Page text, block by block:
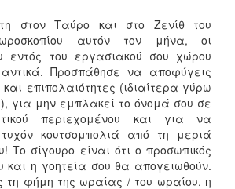
στον Ταύρο και στο Ζενίθ του
αυτόν τον μήνα, οι
εντός του εργασιακού σου χώρου
Προσπάθησε να αποφύγεις
επιπολαιότητες (ιδιαίτερα γύρω
για μην εμπλακεί το όνομά σου σε
περιεχομένου και για να
κουτσομπολιά από τη μεριά
Το σίγουρο είναι ότι ο προσωπικός
και η γοητεία σου θα απογειωθούν.
τη φήμη της ωραίας / του ωραίου, η